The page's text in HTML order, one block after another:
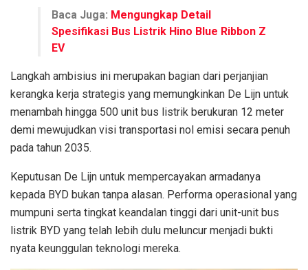
Baca Juga: Mengungkap Detail
Spesifikasi Bus Listrik Hino Blue Ribbon Z
EV
Langkah ambisius ini merupakan bagian dari perjanjian
kerangka kerja strategis yang memungkinkan De Lijn untuk
menambah hingga 500 unit bus listrik berukuran 12 meter
demi mewujudkan visi transportasi nol emisi secara penuh
pada tahun 2035.
Keputusan De Lijn untuk mempercayakan armadanya
kepada BYD bukan tanpa alasan. Performa operasional yang
mumpuni serta tingkat keandalan tinggi dari unit-unit bus
listrik BYD yang telah lebih dulu meluncur menjadi bukti
nyata keunggulan teknologi mereka.